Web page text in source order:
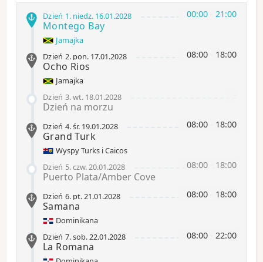
00:00 21:00
Dzień 1. niedz. 16.01.2028
Montego Bay
Jamajka
08:00 18:00
Dzień 2. pon. 17.01.2028
Ocho Rios
Jamajka
Dzień 3.wt. 18.01.2028
Dzień na morzu
08:00 18:00
Dzień 4.śr. 19.01.2028
Grand Turk
Wyspy Turks i Caicos
08:00 18:00
Dzień 5.czw.20.01.2028
Puerto Plata/Amber Cove
08:00 18:00
Dzień 6. pt.21.01.2028
Samana
Dominikana
08:00 22:00
Dzień 7.sob.22.01.2028
La Romana